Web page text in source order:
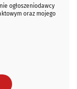
ogłoszeniodawcy
oraz mojego